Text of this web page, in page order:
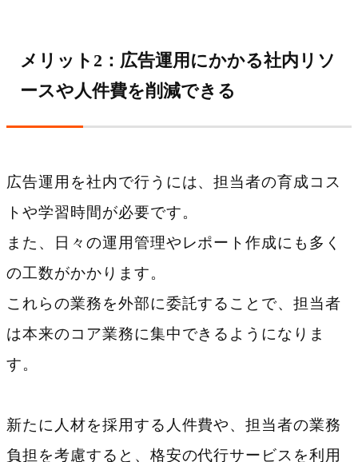
メリット2：広告運用にかかる社内リソ
ースや人件費を削減できる
広告運用を社内で行うには、担当者の育成コス
トや学習時間が必要です。
また、日々の運用管理やレポート作成にも多く
の工数がかかります。
これらの業務を外部に委託することで、担当者
は本来のコア業務に集中できるようになりま
す。
新たに人材を採用する人件費や、担当者の業務
負担を考慮すると、格安の代行サービスを利用